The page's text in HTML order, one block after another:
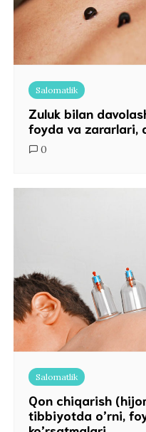
Salomatlik
Zuluk bilan
foyda va zararlari,
0
Salomatlik
Qon chiqarish
tibbiyotda o’rni,